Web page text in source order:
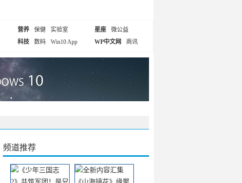
营养 保健
实验室
科技
数码 Win10 App
星座
微公益
WP中文网
商讯
频道推荐